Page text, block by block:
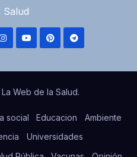
Salud
Web de la Salud.
social Educacion
Ambiente
Universidades